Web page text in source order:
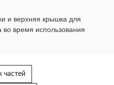
и верхняя крышка для
время использования
частей